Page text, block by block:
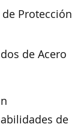
Protección
de Acero
de